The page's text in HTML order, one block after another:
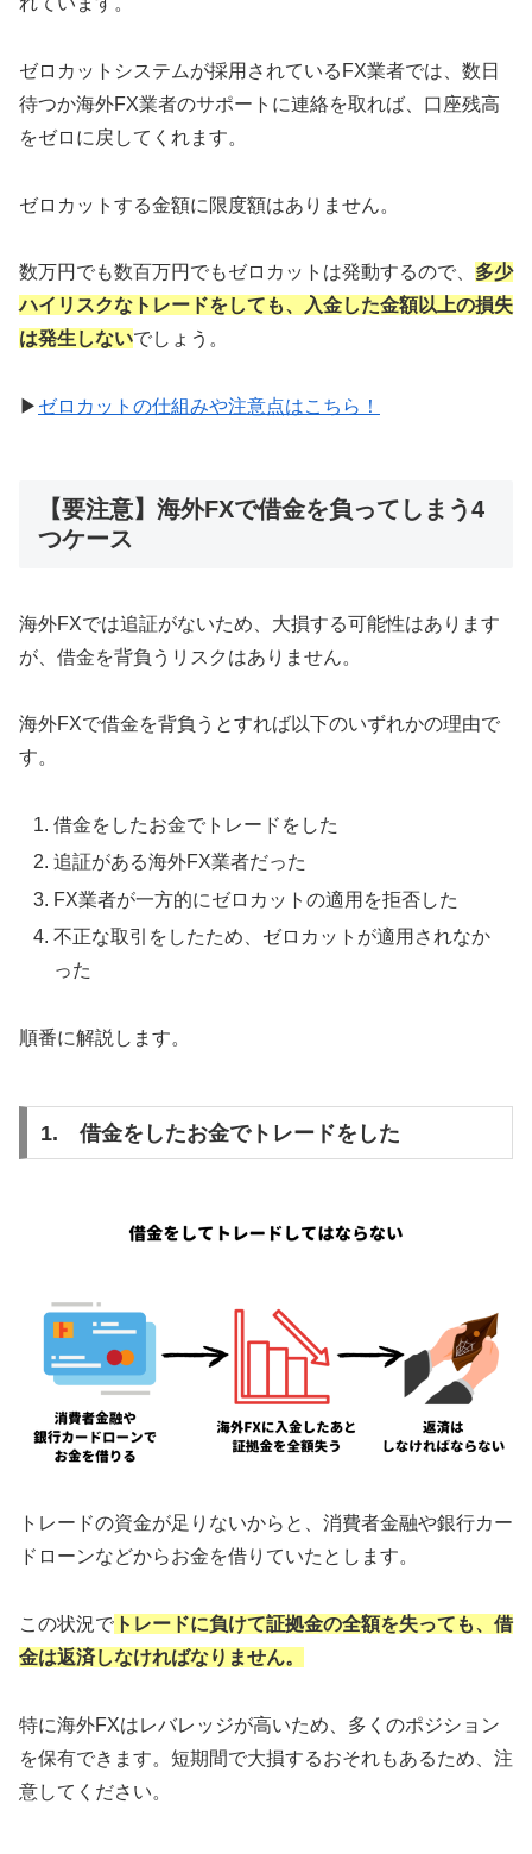
ゼロカットシステムが採用されているFX業者では、数日
待つか海外FX業者のサポートに連絡を取れば、口座残高
をゼロに戻してくれます。
ゼロカットする金額に限度額はありません。
数万円でも数百万円でもゼロカットは発動するので、 多少
ハイリスクなトレードをしても、入金した金額以上の損失
は発生しないでしょう。
▶ ゼロカットの仕組みや注意点はこちら！
【要注意】海外FXで借金を負ってしまう4
つケース
海外FXでは追証がないため、大損する可能性はあります
が、借金を背負うリスクはありません。
海外FXで借金を背負うとすれば以下のいずれかの理由で
す。
借金をしたお金でトレードをした
追証がある海外FX業者だった
FX業者が一方的にゼロカットの適用を拒否した
不正な取引をしたため、ゼロカットが適用されなか
った
順番に解説します。
1. 借金をしたお金でトレードをした
トレードの資金が足りないからと、消費者金融や銀行カー
ドローンなどからお金を借りていたとします。
この状況で トレードに負けて証拠金の全額を失っても、借
金は返済しなければなりません。
特に海外FXはレバレッジが高いため、多くのポジション
を保有できます。短期間で大損するおそれもあるため、注
意してください。